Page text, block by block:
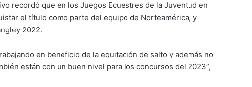
recordó que en los Juegos Ecuestres de la Juventud en
el título como parte del equipo de Norteamérica, y
2022.
en beneficio de la equitación de salto y además no
están con un buen nivel para los concursos del 2023”,